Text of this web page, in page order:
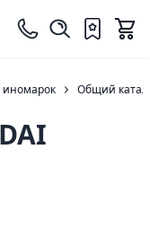
иномарок Общий